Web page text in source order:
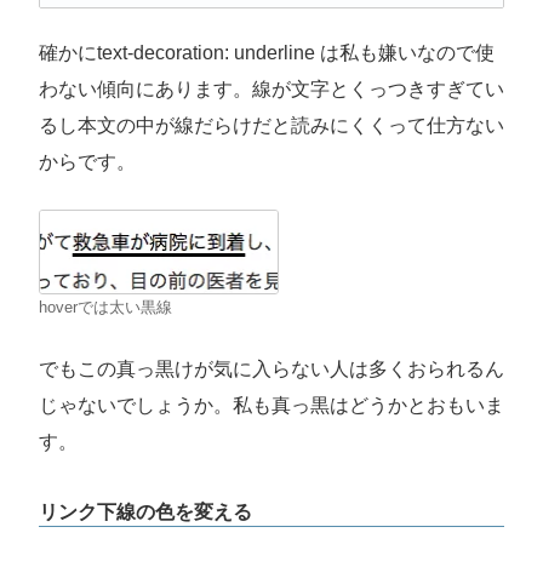
確かにtext-decoration: underline は私も嫌いなので使
わない傾向にあります。線が文字とくっつきすぎてい
るし本文の中が線だらけだと読みにくくって仕方ない
からです。
hoverでは太い黒線
でもこの真っ黒けが気に入らない人は多くおられるん
じゃないでしょうか。私も真っ黒はどうかとおもいま
す。
リンク下線の色を変える